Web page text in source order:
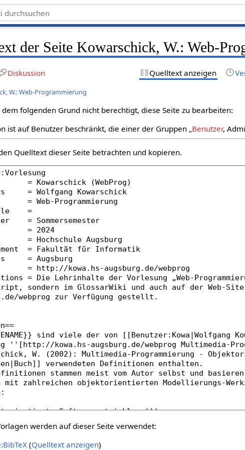
der Seite Kowarschick, W.: Web-
Diskussion Quelltext anzeigen
W.: Web-Programmierung
dem folgenden Grund nicht berechtigt, diese Seite zu bearbeiten:
ist auf Benutzer beschränkt, die einer der Gruppen „Benutzer,
Quelltext dieser Seite betrachten und kopieren.
werden auf dieser Seite verwendet:
(Quelltext anzeigen)